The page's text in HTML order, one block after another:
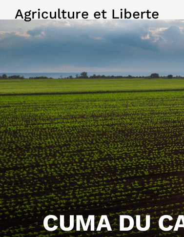
Agriculture et Liberte
CUMA DU